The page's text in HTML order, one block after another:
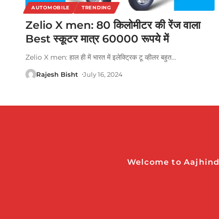
AUTOMOBILE TRENDING
Zelio X men: 80 किलोमीटर की रेंज वाला
Best स्कूटर मात्र 60000 रूपये में
Zelio X men: हाल ही में भारत में इलेक्ट्रिक टू व्हीलर बहुत…
Rajesh Bisht July 16, 2024
Welcome to